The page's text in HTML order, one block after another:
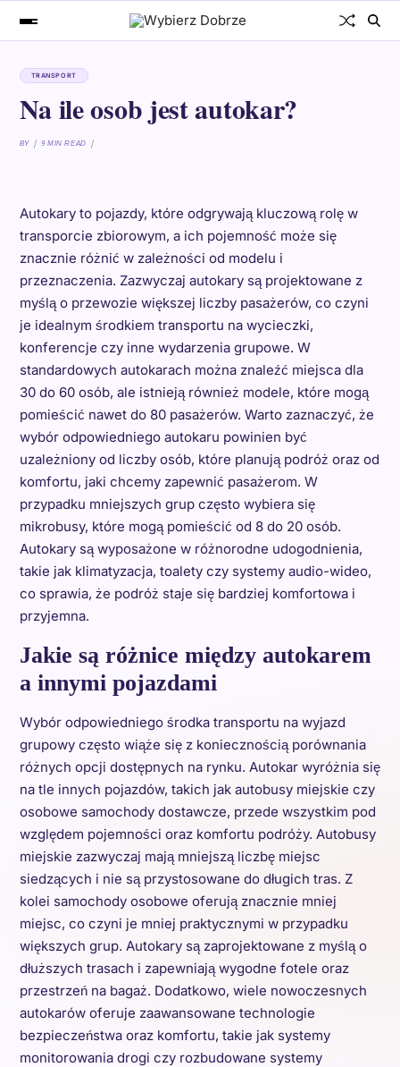
TRANSPORT
Na ile osob jest autokar?
BY 9 MIN READ
Autokary to pojazdy, które odgrywają kluczową rolę w
transporcie zbiorowym, a ich pojemność może się
znacznie różnić w zależności od modelu i
przeznaczenia. Zazwyczaj autokary są projektowane z
myślą o przewozie większej liczby pasażerów, co czyni
je idealnym środkiem transportu na wycieczki,
konferencje czy inne wydarzenia grupowe. W
standardowych autokarach można znaleźć miejsca dla
30 do 60 osób, ale istnieją również modele, które mogą
pomieścić nawet do 80 pasażerów. Warto zaznaczyć, że
wybór odpowiedniego autokaru powinien być
uzależniony od liczby osób, które planują podróż oraz od
komfortu, jaki chcemy zapewnić pasażerom. W
przypadku mniejszych grup często wybiera się
mikrobusy, które mogą pomieścić od 8 do 20 osób.
Autokary są wyposażone w różnorodne udogodnienia,
takie jak klimatyzacja, toalety czy systemy audio-wideo,
co sprawia, że podróż staje się bardziej komfortowa i
przyjemna.
Jakie są różnice między autokarem
a innymi pojazdami
Wybór odpowiedniego środka transportu na wyjazd
grupowy często wiąże się z koniecznością porównania
różnych opcji dostępnych na rynku. Autokar wyróżnia się
na tle innych pojazdów, takich jak autobusy miejskie czy
osobowe samochody dostawcze, przede wszystkim pod
względem pojemności oraz komfortu podróży. Autobusy
miejskie zazwyczaj mają mniejszą liczbę miejsc
siedzących i nie są przystosowane do długich tras. Z
kolei samochody osobowe oferują znacznie mniej
miejsc, co czyni je mniej praktycznymi w przypadku
większych grup. Autokary są zaprojektowane z myślą o
dłuższych trasach i zapewniają wygodne fotele oraz
przestrzeń na bagaż. Dodatkowo, wiele nowoczesnych
autokarów oferuje zaawansowane technologie
bezpieczeństwa oraz komfortu, takie jak systemy
monitorowania drogi czy rozbudowane systemy